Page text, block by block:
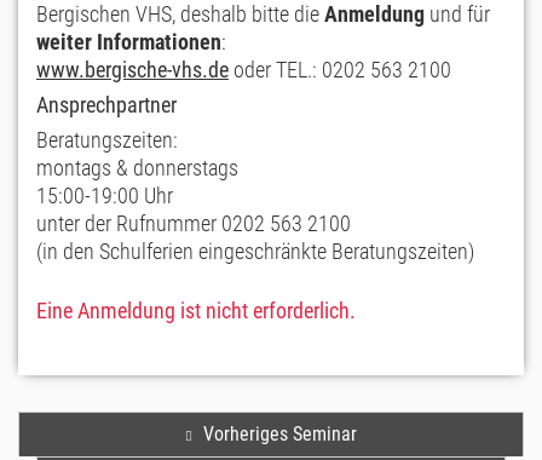
Bergischen VHS, deshalb bitte dieAnmeldung und für
weiter Informationen:
www.bergische-vhs.de oder TEL.: 0202 563 2100
Ansprechpartner
Beratungszeiten:
montags & donnerstags
15:00-19:00 Uhr
unter der Rufnummer 0202 563 2100
(in den Schulferien eingeschränkte Beratungszeiten)
Eine Anmeldung ist nicht erforderlich.
Vorheriges Seminar